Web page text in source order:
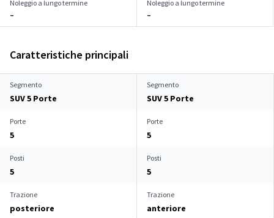
Noleggio a lungo termine
–
Noleggio a lungo termine
–
Caratteristiche principali
Segmento
SUV 5 Porte
Segmento
SUV 5 Porte
Porte
5
Porte
5
Posti
5
Posti
5
Trazione
posteriore
Trazione
anteriore